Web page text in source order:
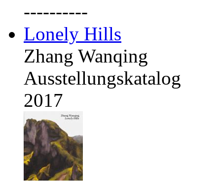
----------
Lonely Hills
Zhang Wanqing
Ausstellungskatalog
2017